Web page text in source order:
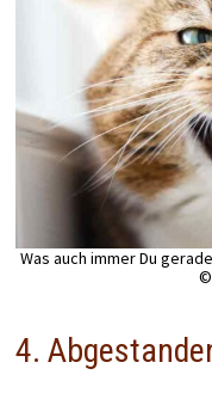
Was auch immer Du
4.